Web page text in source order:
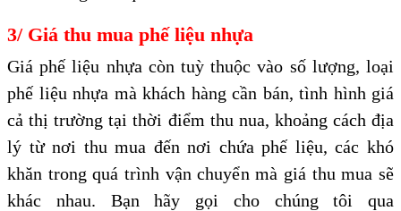
3/ Giá thu mua phế liệu nhựa
Giá phế liệu nhựa còn tuỳ thuộc vào số lượng, loại
phế liệu nhựa mà khách hàng cần bán, tình hình giá
cả thị trường tại thời điểm thu nua, khoảng cách địa
lý từ nơi thu mua đến nơi chứa phế liệu, các khó
khăn trong quá trình vận chuyển mà giá thu mua sẽ
khác nhau. Bạn hãy gọi cho chúng tôi qua